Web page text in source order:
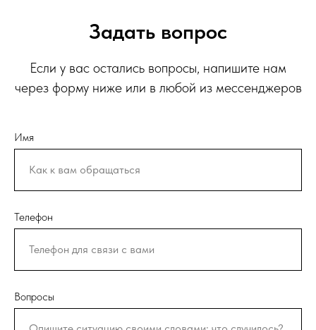
Задать вопрос
Если у вас остались вопросы, напишите нам
через форму ниже или в любой из мессенджеров
Имя
Телефон
Вопросы